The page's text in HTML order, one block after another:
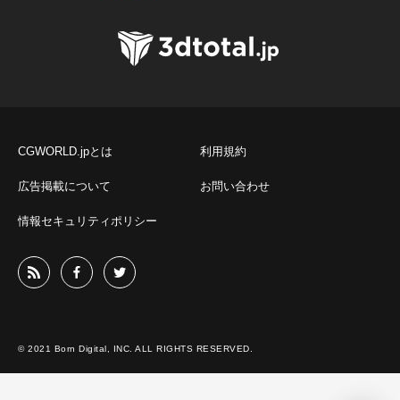
CGWORLD.jpとは 利用規約
広告掲載について お問い合わせ
情報セキュリティポリシー
© 2021 Born Digital, INC. ALL RIGHTS RESERVED.